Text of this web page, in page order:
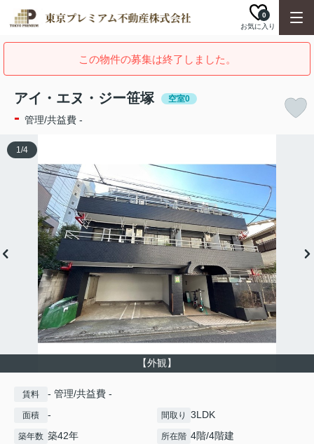
お気に入り
0
この物件の募集は終了しました。
アイ・エヌ・ジー笹塚 空室0
- 管理/共益費 -
【外観】
1/4
賃料 - 管理/共益費 -
面積 - 間取り 3LDK
築年数 築42年 所在階 4階/4階建